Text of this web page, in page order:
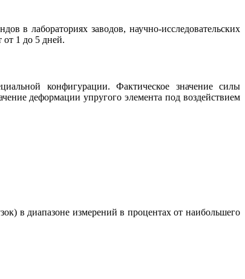
в лабораториях заводов, научно-исследовательских
1 до 5 дней.
конфигурации. Фактическое значение силы
деформации упругого элемента под воздействием
в диапазоне измерений в процентах от наибольшего